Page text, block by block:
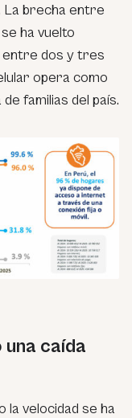
La brecha entre
ha vuelto
entre dos y tres
opera como
familias del país.
caída
la velocidad se ha